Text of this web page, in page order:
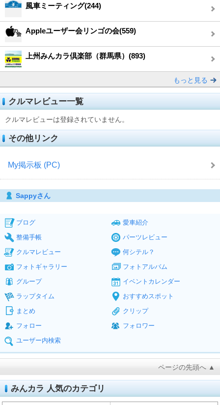
風車ミーティング(244)
Appleユーザー会リンゴの会(559)
上州みんカラ倶楽部（群馬県）(893)
もっと見る
クルマレビュー一覧
クルマレビューは登録されていません。
その他リンク
My掲示板 (PC)
Sappyさん
ブログ
愛車紹介
整備手帳
パーツレビュー
クルマレビュー
何シテル？
フォトギャラリー
フォトアルバム
グループ
イベントカレンダー
ラップタイム
おすすめスポット
まとめ
クリップ
フォロー
フォロワー
ユーザー内検索
ページの先頭へ ▲
みんカラ 人気のカテゴリ